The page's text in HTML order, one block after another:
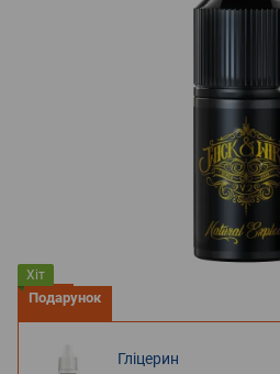
Хіт
Подарунок
Гліцерин